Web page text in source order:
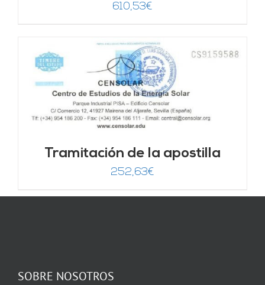
610,53€
Tramitación de la apostilla
252,63€
SOBRE NOSOTROS